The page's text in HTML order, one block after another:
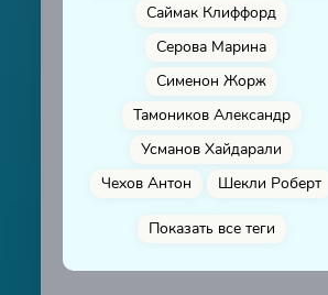
Саймак Клиффорд
Серова Марина
Сименон Жорж
Тамоников Александр
Усманов Хайдарали
Чехов Антон
Шекли Роберт
Показать все теги